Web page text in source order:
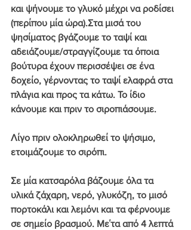
και ψήνουμε το γλυκό μέχρι να ροδίσει
(περίπου μία ώρα).Στα μισά του
ψησίματος βγάζουμε το ταψί και
αδειάζουμε/στραγγίζουμε τα όποια
βούτυρα έχουν περισσέψει σε ένα
δοχείο, γέρνοντας το ταψί ελαφρά στα
πλάγια και προς τα κάτω. Το ίδιο
κάνουμε και πριν το σιροπιάσουμε.
Λίγο πριν ολοκληρωθεί το ψήσιμο,
ετοιμάζουμε το σιρόπι.
Σε μία κατσαρόλα βάζουμε όλα τα
υλικά ζάχαρη, νερό, γλυκόζη, το μισό
πορτοκάλι και λεμόνι και τα φέρνουμε
σε σημείο βρασμού. Με΄τα από 4 λεπτά